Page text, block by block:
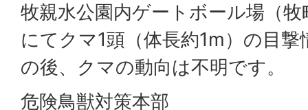
牧親水公園内ゲートボール場（
にてクマ1頭（体長約1m）の目
の後、クマの動向は不明です。
危険鳥獣対策本部